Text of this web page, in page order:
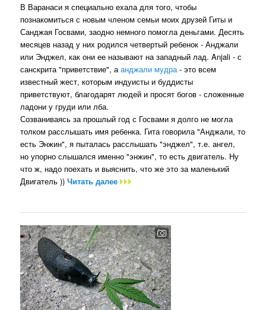
В Варанаси я специально ехала для того, чтобы
познакомиться с новым членом семьи моих друзей Гиты и
Санджая Госвами, заодно немного помогла деньгами. Десять
месяцев назад у них родился четвертый ребенок - Анджали
или Энджел, как они ее называют на западный лад. Anjali - с
санскрита "приветствие", аанджали мудра - это всем
известный жест, которым индуисты и буддисты
приветствуют, благодарят людей и просят богов - сложенные
ладони у груди или лба.
Созваниваясь за прошлый год с Госвами я долго не могла
толком расслышать имя ребенка. Гита говорила "Анджали, то
есть Энжин", я пыталась расслышать "энджел", т.е. ангел,
но упорно слышался именно "энжин", то есть двигатель. Ну
что ж, надо поехать и выяснить, что же это за маленький
Двигатель ))Читать далее